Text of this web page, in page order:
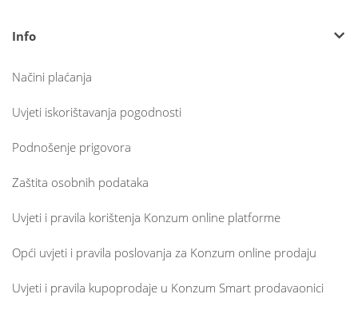
Info
Načini plaćanja
Uvjeti iskorištavanja pogodnosti
Podnošenje prigovora
Zaštita osobnih podataka
Uvjeti i pravila korištenja Konzum online platforme
Opći uvjeti i pravila poslovanja za Konzum online prodaju
Uvjeti i pravila kupoprodaje u Konzum Smart prodavaonici